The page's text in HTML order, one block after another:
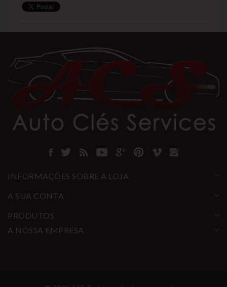
INFORMAÇÕES SOBRE A LOJA
A SUA CONTA
PRODUTOS
A NOSSA EMPRESA